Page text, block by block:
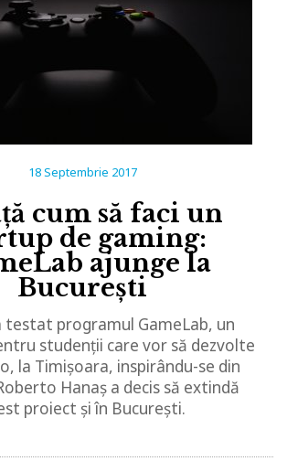
18 Septembrie 2017
cum să faci un
de gaming:
ajunge la
București
testat programul GameLab, un
studenții care vor să dezvolte
la Timișoara, inspirându-se din
Hanaș a decis să extindă
proiect și în București.